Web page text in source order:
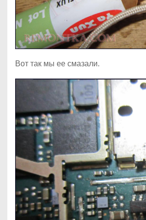
Вот так мы ее смазали.